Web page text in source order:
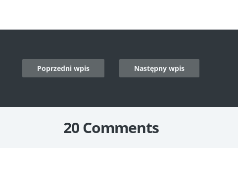
Poprzedni wpis Następny wpis
20 Comments